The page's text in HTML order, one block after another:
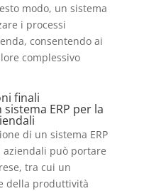
modo, un sistema
i processi
consentendo ai
complessivo
finali
ERP per la
di un sistema ERP
può portare
tra cui un
della produttività